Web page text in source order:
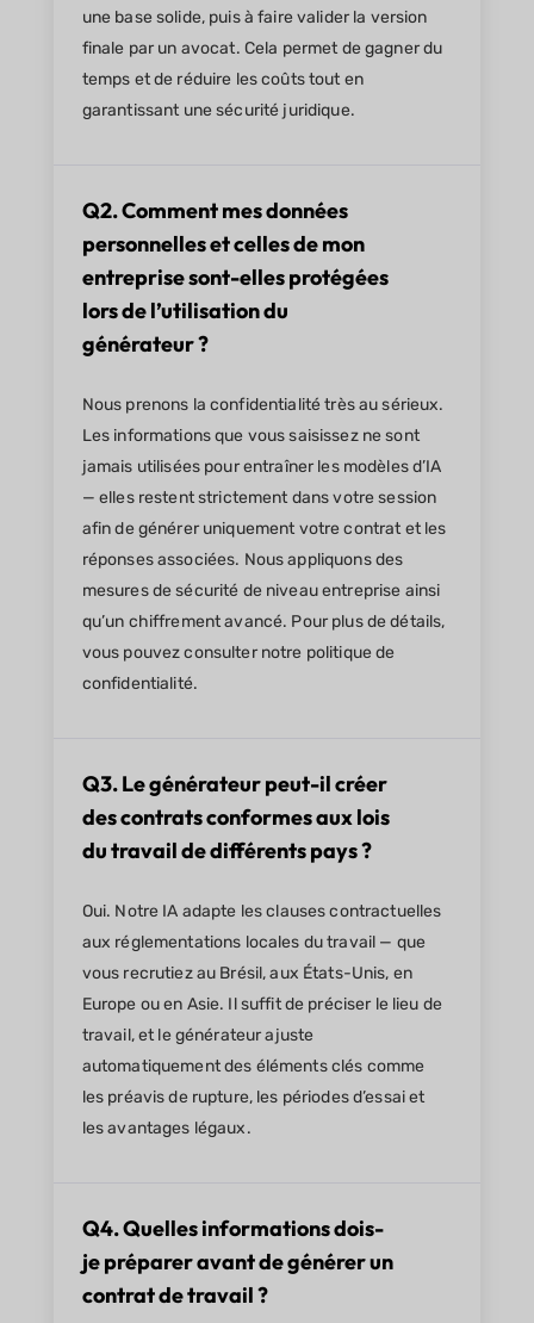
une base solide, puis à faire valider la version
finale par un avocat. Cela permet de gagner du
temps et de réduire les coûts tout en
garantissant une sécurité juridique.
Q2. Comment mes données
personnelles et celles de mon
entreprise sont-elles protégées
lors de l’utilisation du
générateur ?
Nous prenons la confidentialité très au sérieux.
Les informations que vous saisissez ne sont
jamais utilisées pour entraîner les modèles d’IA
— elles restent strictement dans votre session
afin de générer uniquement votre contrat et les
réponses associées. Nous appliquons des
mesures de sécurité de niveau entreprise ainsi
qu’un chiffrement avancé. Pour plus de détails,
vous pouvez consulter notre politique de
confidentialité.
Q3. Le générateur peut-il créer
des contrats conformes aux lois
du travail de différents pays ?
Oui. Notre IA adapte les clauses contractuelles
aux réglementations locales du travail — que
vous recrutiez au Brésil, aux États-Unis, en
Europe ou en Asie. Il suffit de préciser le lieu de
travail, et le générateur ajuste
automatiquement des éléments clés comme
les préavis de rupture, les périodes d’essai et
les avantages légaux.
Q4. Quelles informations dois-
je préparer avant de générer un
contrat de travail ?